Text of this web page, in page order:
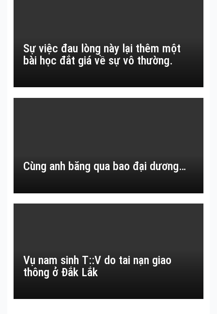
Sự việc đau lòng này lại thêm một
bài học đắt giá về sự vô thường.
Cùng anh băng qua bao đại dương…
Vụ nam sinh T::V do tai nạn giao
thông ở Đắk Lắk